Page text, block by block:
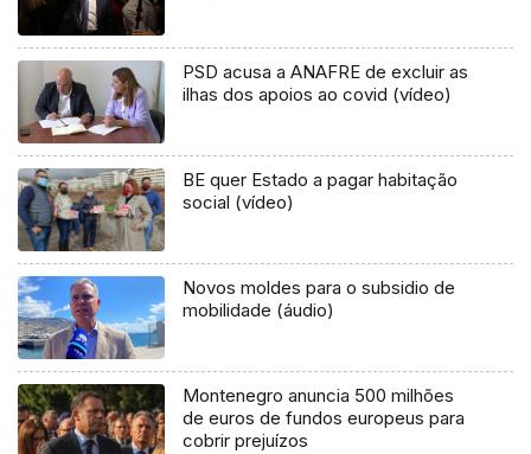
PSD acusa a ANAFRE de excluir as
ilhas dos apoios ao covid (vídeo)
BE quer Estado a pagar habitação
social (vídeo)
Novos moldes para o subsidio de
mobilidade (áudio)
Montenegro anuncia 500 milhões
de euros de fundos europeus para
cobrir prejuízos